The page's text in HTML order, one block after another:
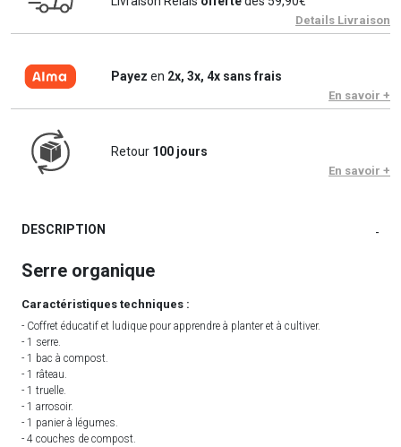
Details Livraison
Payez en 2x, 3x, 4x sans frais
En savoir +
Retour 100 jours
En savoir +
DESCRIPTION -
Serre organique
Caractéristiques techniques :
- Coffret éducatif et ludique pour apprendre à planter et à cultiver.
- 1 serre.
- 1 bac à compost.
- 1 râteau.
- 1 truelle.
- 1 arrosoir.
- 1 panier à légumes.
- 4 couches de compost.